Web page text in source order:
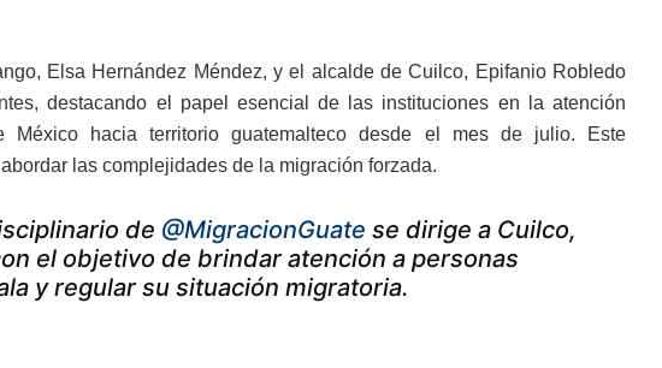
Elsa Hernández Méndez, y el alcalde de Cuilco, Epifanio Robledo
destacando el papel esencial de las instituciones en la atención
hacia territorio guatemalteco desde el mes de julio. Este
las complejidades de la migración forzada.
de @MigracionGuate se dirige a Cuilco,
el objetivo de brindar atención a personas
y regular su situación migratoria.